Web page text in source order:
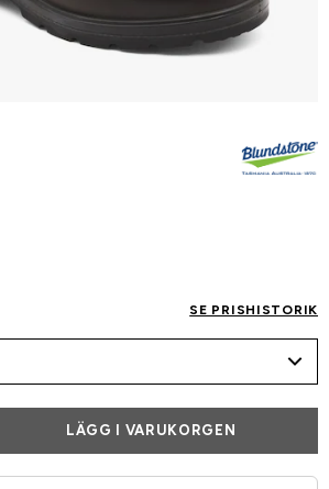
SE PRISHISTORIK
LÄGG I VARUKORGEN